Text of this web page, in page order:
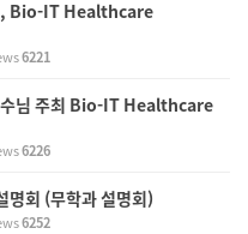
, Bio-IT Healthcare
6221
수님 주최 Bio-IT Healthcare
6226
명회 (무학과 설명회)
6252